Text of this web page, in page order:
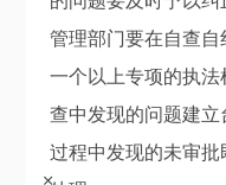
管理部门要在自查
一个以上专项的执
查中发现的问题建
过程中发现的未审